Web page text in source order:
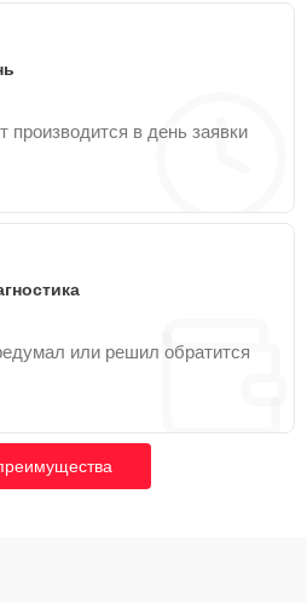
производится в день заявки
или решил обратится